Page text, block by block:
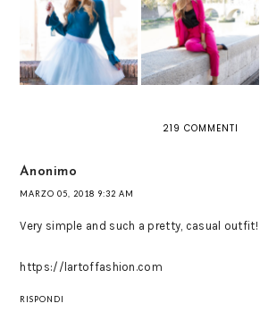
FIOCCHI E TULLE
PER UN LOOK
ULTRA FEMMINILE
POWER SUIT: IL
TAILLEUR DA
DONNA A TUTTO
COLORE
219 COMMENTI
Anonimo
MARZO 05, 2018 9:32 AM
Very simple and such a pretty, casual outfit!
https://lartoffashion.com
RISPONDI